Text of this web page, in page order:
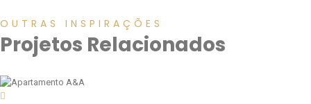
OUTRAS INSPIRAÇÕES
Projetos Relacionados